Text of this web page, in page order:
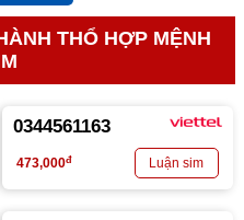
THỔ HỢP MỆNH
0344561163
473,000đ